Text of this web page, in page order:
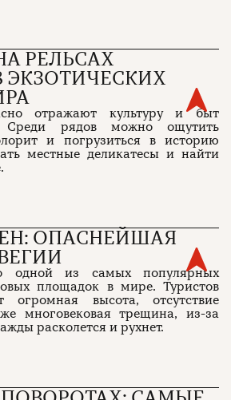
РЕЛЬСАХ
ЭКЗОТИЧЕСКИХ
отражают культуру и быт
Среди рядов можно ощутить
и погрузиться в историю
местные деликатесы и найти
ОПАСНЕЙШАЯ
одной из самых популярных
площадок в мире. Туристов
огромная высота, отсутствие
многовековая трещина, из-за
расколется и рухнет.